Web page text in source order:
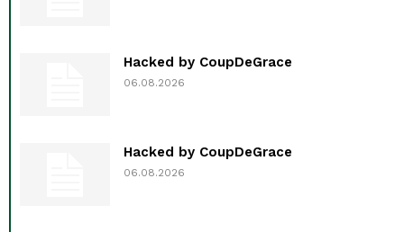
Hacked by CoupDeGrace
06.08.2026
Hacked by CoupDeGrace
06.08.2026